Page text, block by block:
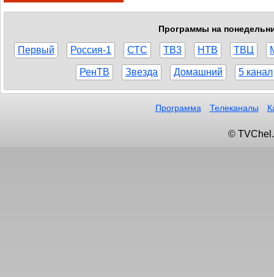
Программы на
Первый Россия-1 СТС ТВ3 НТВ ТВЦ
РенТВ Звезда Домашний 5 канал
Программа Телеканалы
©